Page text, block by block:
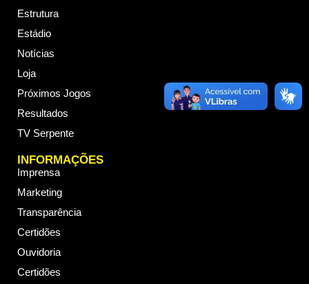
Estrutura
Estádio
Notícias
Loja
Próximos Jogos
Resultados
TV Serpente
INFORMAÇÕES
Imprensa
Marketing
Transparência
Certidões
Ouvidoria
Certidões